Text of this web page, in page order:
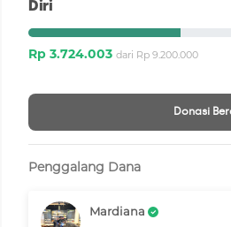
Diri
Rp 3.724.003 dari Rp 9.200.000
Donasi
Penggalang Dana
Mardiana